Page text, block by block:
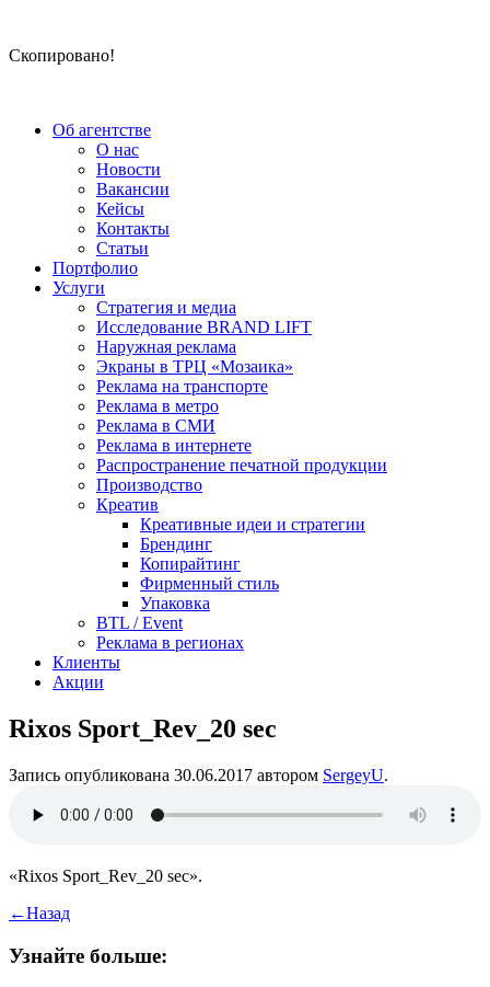
Скопировано!
Об агентстве
О нас
Новости
Вакансии
Кейсы
Контакты
Статьи
Портфолио
Услуги
Стратегия и медиа
Исследование BRAND LIFT
Наружная реклама
Экраны в ТРЦ «Мозаика»
Реклама на транспорте
Реклама в метро
Реклама в СМИ
Реклама в интернете
Распространение печатной продукции
Производство
Креатив
Креативные идеи и стратегии
Брендинг
Копирайтинг
Фирменный стиль
Упаковка
BTL / Event
Реклама в регионах
Клиенты
Акции
Rixos Sport_Rev_20 sec
Запись опубликована 30.06.2017 автором SergeyU.
«Rixos Sport_Rev_20 sec».
←Назад
Узнайте больше: